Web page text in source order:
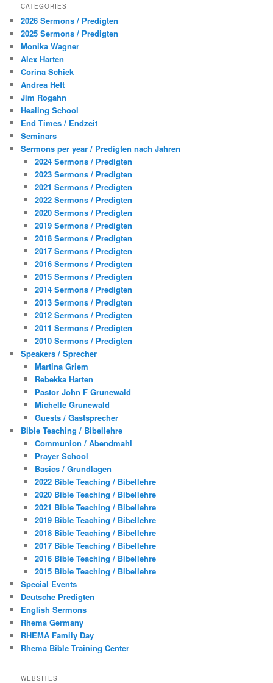
CATEGORIES
2026 Sermons / Predigten
2025 Sermons / Predigten
Monika Wagner
Alex Harten
Corina Schiek
Andrea Heft
Jim Rogahn
Healing School
End Times / Endzeit
Seminars
Sermons per year / Predigten nach Jahren
2024 Sermons / Predigten
2023 Sermons / Predigten
2021 Sermons / Predigten
2022 Sermons / Predigten
2020 Sermons / Predigten
2019 Sermons / Predigten
2018 Sermons / Predigten
2017 Sermons / Predigten
2016 Sermons / Predigten
2015 Sermons / Predigten
2014 Sermons / Predigten
2013 Sermons / Predigten
2012 Sermons / Predigten
2011 Sermons / Predigten
2010 Sermons / Predigten
Speakers / Sprecher
Martina Griem
Rebekka Harten
Pastor John F Grunewald
Michelle Grunewald
Guests / Gastsprecher
Bible Teaching / Bibellehre
Communion / Abendmahl
Prayer School
Basics / Grundlagen
2022 Bible Teaching / Bibellehre
2020 Bible Teaching / Bibellehre
2021 Bible Teaching / Bibellehre
2019 Bible Teaching / Bibellehre
2018 Bible Teaching / Bibellehre
2017 Bible Teaching / Bibellehre
2016 Bible Teaching / Bibellehre
2015 Bible Teaching / Bibellehre
Special Events
Deutsche Predigten
English Sermons
Rhema Germany
RHEMA Family Day
Rhema Bible Training Center
WEBSITES